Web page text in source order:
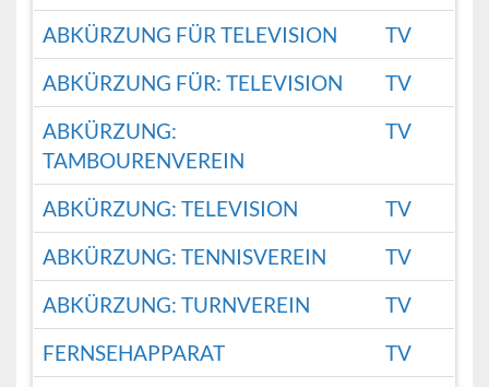
ABKÜRZUNG FÜR TELEVISION
TV
ABKÜRZUNG FÜR: TELEVISION
TV
ABKÜRZUNG:
TAMBOURENVEREIN
TV
ABKÜRZUNG: TELEVISION
TV
ABKÜRZUNG: TENNISVEREIN
TV
ABKÜRZUNG: TURNVEREIN
TV
FERNSEHAPPARAT
TV